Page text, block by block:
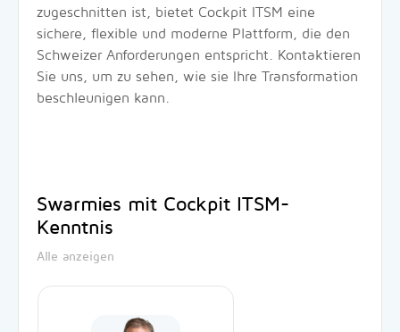
zugeschnitten ist, bietet Cockpit ITSM eine
sichere, flexible und moderne Plattform, die den
Schweizer Anforderungen entspricht. Kontaktieren
Sie uns, um zu sehen, wie sie Ihre Transformation
beschleunigen kann.
Swarmies mit Cockpit ITSM-
Kenntnis
Alle anzeigen